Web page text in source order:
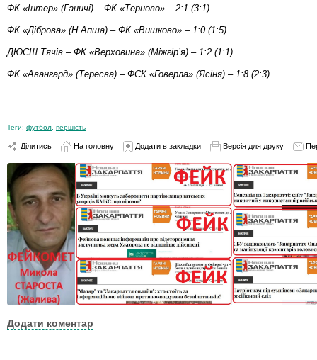
ФК «Інтер» (Ганичі) – ФК «Терново» – 2:1 (3:1)
ФК «Діброва» (Н.Апша) – ФК «Вишково» – 1:0 (1:5)
ДЮСШ Тячів – ФК «Верховина» (Міжгір’я) – 1:2 (1:1)
ФК «Авангард» (Тересва) – ФСК «Говерла» (Ясіня) – 1:8 (2:3)
Теги: футбол першість
Ділитись На головну Додати в закладки Версія для друку
Додати коментар